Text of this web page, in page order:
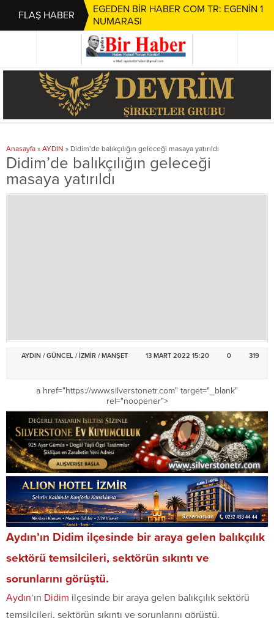
FLAŞ HABER
EGEDEN BİR HABER COM TR: EGENİN 1
NUMARASI
Anasayfa » AYDIN » Didim’de balıkçılığın geleceği masaya yatırıldı
Didim’de balıkçılığın geleceği
masaya yatırıldı
AYDIN /GÜNCEL / İZMİR / MANŞET 13 MART 2022 15:20 0 319
a href="https://www.silverstonetr.com" target="_blank"
rel="noopener">
Aydın’ın Didim ilçesinde bir araya gelen balıkçılık
sektörü temsilcileri, sektörün sıkıntı ve
sorunlarını görüştü.
Aydın‘ın Didim ilçesinde bir araya gelen balıkçılık sektörü
temsilcileri, sektörün sıkıntı ve sorunlarını görüştü.